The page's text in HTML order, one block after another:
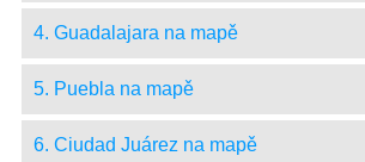
4. Guadalajara na mapě
5. Puebla na mapě
6. Ciudad Juárez na mapě